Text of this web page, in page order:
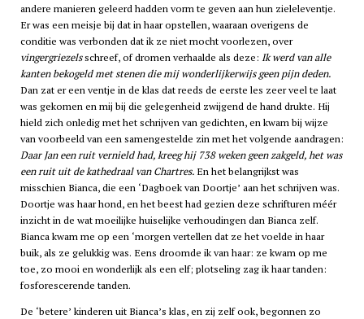
andere manieren geleerd hadden vorm te geven aan hun zieleleventje.
Er was een meisje bij dat in haar opstellen, waaraan overigens de
conditie was verbonden dat ik ze niet mocht voorlezen, over
vingergriezelsschreef, of dromen verhaalde als deze: Ik werd van alle
kanten bekogeld met stenen die mij wonderlijkerwijs geen pijn deden.
Dan zat er een ventje in de klas dat reeds de eerste les zeer veel te laat
was gekomen en mij bij die gelegenheid zwijgend de hand drukte. Hij
hield zich onledig met het schrijven van gedichten, en kwam bij wijze
van voorbeeld van een samengestelde zin met het volgende aandragen:
Daar Jan een ruit vernield had, kreeg hij 738 weken geen zakgeld, het was
een ruit uit de kathedraal van Chartres.En het belangrijkst was
misschien Bianca, die een ‘Dagboek van Doortje’ aan het schrijven was.
Doortje was haar hond, en het beest had gezien deze schrifturen méér
inzicht in de wat moeilijke huiselijke verhoudingen dan Bianca zelf.
Bianca kwam me op een ‘morgen vertellen dat ze het voelde in haar
buik, als ze gelukkig was. Eens droomde ik van haar: ze kwam op me
toe, zo mooi en wonderlijk als een elf; plotseling zag ik haar tanden:
fosforescerende tanden.
De ‘betere’ kinderen uit Bianca’s klas, en zij zelf ook, begonnen zo